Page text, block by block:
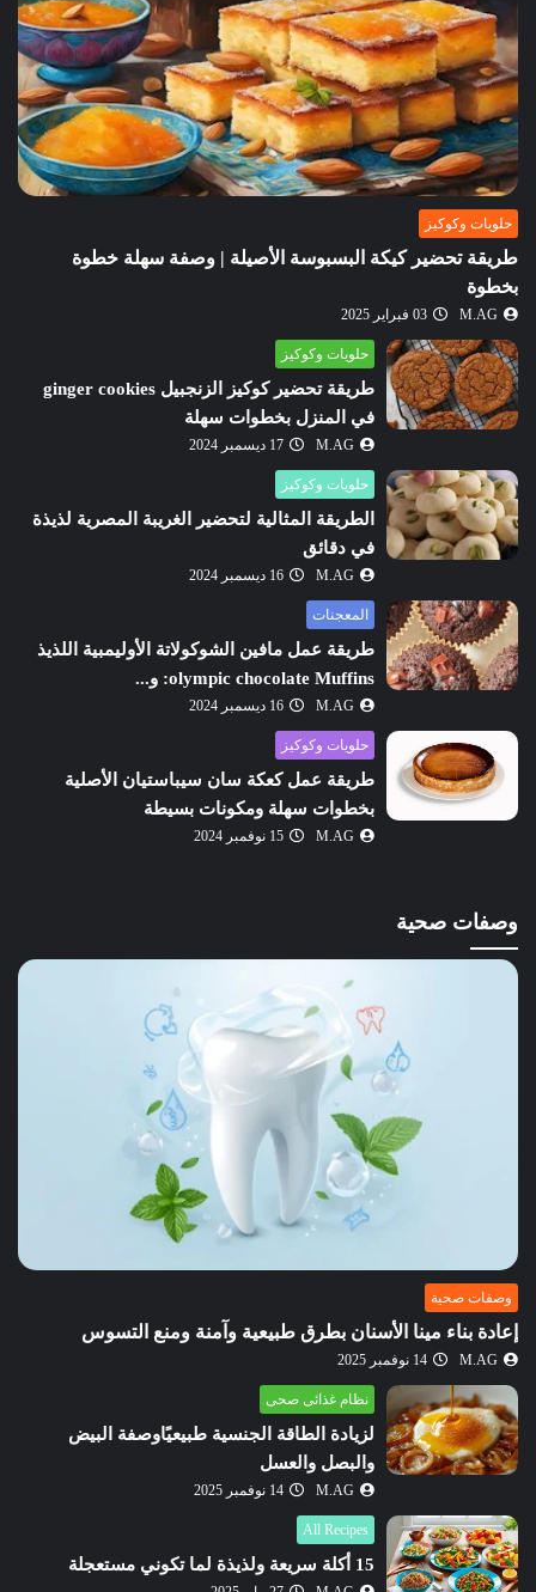
حلويات وكوكيز
طريقة تحضير كيكة البسبوسة الأصيلة | وصفة سهلة خطوة
بخطوة
M.AG 03 فبراير 2025
حلويات وكوكيز
طريقة تحضير كوكيز الزنجبيل ginger cookies
في المنزل بخطوات سهلة
M.AG 17 ديسمبر 2024
حلويات وكوكيز
الطريقة المثالية لتحضير الغريبة المصرية لذيذة
في دقائق
M.AG 16 ديسمبر 2024
المعجنات
طريقة عمل مافين الشوكولاتة الأوليمبية اللذيذ
olympic chocolate Muffins: و...
M.AG 16 ديسمبر 2024
حلويات وكوكيز
طريقة عمل كعكة سان سيباستيان الأصلية
بخطوات سهلة ومكونات بسيطة
M.AG 15 نوفمبر 2024
وصفات صحية
وصفات صحية
إعادة بناء مينا الأسنان بطرق طبيعية وآمنة ومنع التسوس
M.AG 14 نوفمبر 2025
نظام غذائى صحى
لزيادة الطاقة الجنسية طبيعيًاوصفة البيض
والبصل والعسل
M.AG 14 نوفمبر 2025
All Recipes
15 أكلة سريعة ولذيذة لما تكوني مستعجلة